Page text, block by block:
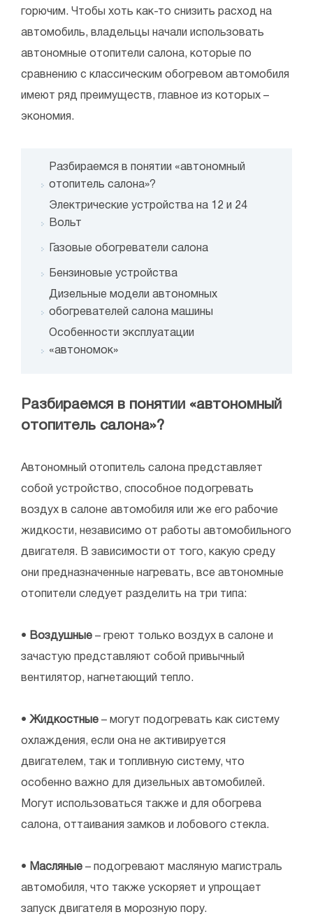
горючим. Чтобы хоть как-то снизить расход на
автомобиль, владельцы начали использовать
автономные отопители салона, которые по
сравнению с классическим обогревом автомобиля
имеют ряд преимуществ, главное из которых –
экономия.
Разбираемся в понятии «автономный
отопитель салона»?
Электрические устройства на 12 и 24
Вольт
Газовые обогреватели салона
Бензиновые устройства
Дизельные модели автономных
обогревателей салона машины
Особенности эксплуатации
«автономок»
Разбираемся в понятии «автономный
отопитель салона»?
Автономный отопитель салона представляет
собой устройство, способное подогревать
воздух в салоне автомобиля или же его рабочие
жидкости, независимо от работы автомобильного
двигателя. В зависимости от того, какую среду
они предназначенные нагревать, все автономные
отопители следует разделить на три типа:
• Воздушные – греют только воздух в салоне и
зачастую представляют собой привычный
вентилятор, нагнетающий тепло.
• Жидкостные – могут подогревать как систему
охлаждения, если она не активируется
двигателем, так и топливную систему, что
особенно важно для дизельных автомобилей.
Могут использоваться также и для обогрева
салона, оттаивания замков и лобового стекла.
• Масляные – подогревают масляную магистраль
автомобиля, что также ускоряет и упрощает
запуск двигателя в морозную пору.